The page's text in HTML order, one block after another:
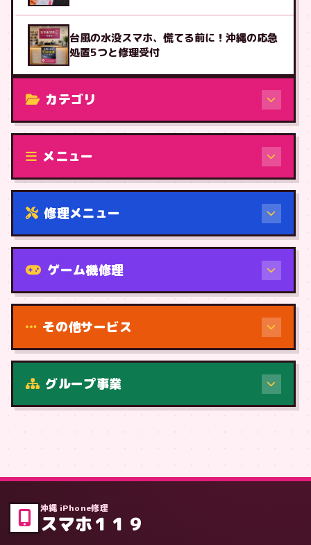
台風の水没スマホ、慌てる前に！沖縄の応急
処置5つと修理受付
カテゴリ
修理（機種から）
メニュー
修理メニュー
機種から
症状・内容から
ゲーム機修理
その他サービス
グループ事業
沖縄 iPhone修理
スマホ１１９